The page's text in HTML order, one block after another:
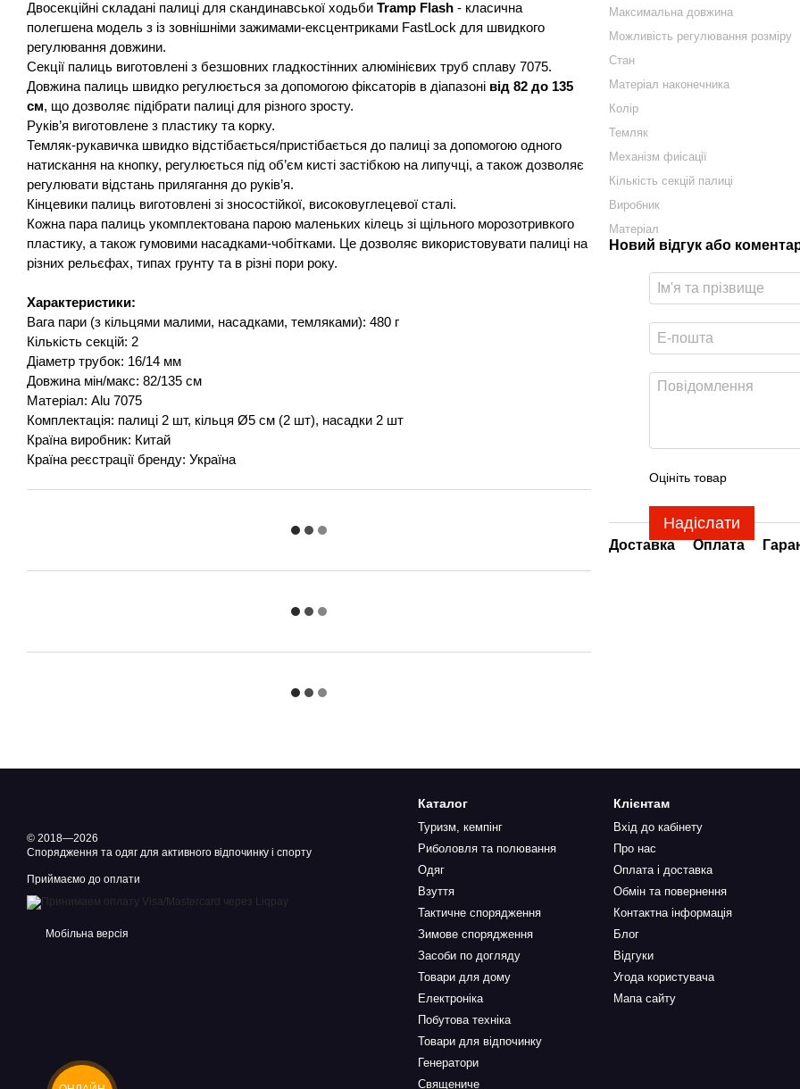
Двосекційні складані палиці для скандинавської ходьби Tramp Flash - класична
полегшена модель з із зовнішніми зажимами-ексцентриками FastLock для швидкого
регулювання довжини.
Секції палиць виготовлені з безшовних гладкостінних алюмінієвих труб сплаву 7075.
Довжина палиць швидко регулюється за допомогою фіксаторів в діапазоні від 82 до 135
см, що дозволяє підібрати палиці для різного зросту.
Руків’я виготовлене з пластику та корку.
Темляк-рукавичка швидко відстібається/пристібається до палиці за допомогою одного
натискання на кнопку, регулюється під об’єм кисті застібкою на липучці, а також дозволяє
регулювати відстань прилягання до руків’я.
Кінцевики палиць виготовлені зі зносостійкої, високовуглецевої сталі.
Кожна пара палиць укомплектована парою маленьких кілець зі щільного морозотривкого
пластику, а також гумовими насадками-чобітками. Це дозволяє використовувати палиці на
різних рельєфах, типах грунту та в різні пори року.
Характеристики:
Вага пари (з кільцями малими, насадками, темляками): 480 г
Кількість секцій: 2
Діаметр трубок: 16/14 мм
Довжина мін/макс: 82/135 см
Матеріал: Alu 7075
Комплектація: палиці 2 шт, кільця Ø5 см (2 шт), насадки 2 шт
Країна виробник: Китай
Країна реєстрації бренду: Україна
Максимальна довжина
Можливість регулювання розміру
Стан
Матеріал наконечника
Колір
Темляк
Механізм фиісації
Кількість секцій палиці
Виробник
Матеріал
Новий відгук або
Оцініть товар
Надіслати
Доставка Оплата
© 2018—2026
Спорядження та одяг для активного відпочинку і спорту
Приймаємо до оплати
Мобільна версія
Каталог
Туризм, кемпінг
Риболовля та полювання
Одяг
Взуття
Тактичне спорядження
Зимове спорядження
Засоби по догляду
Товари для дому
Електроніка
Побутова техніка
Товари для відпочинку
Генератори
Священиче
Клієнтам
Вхід до кабінету
Про нас
Оплата і доставка
Обмін та повернення
Контактна інформація
Блог
Відгуки
Угода користувача
Мапа сайту